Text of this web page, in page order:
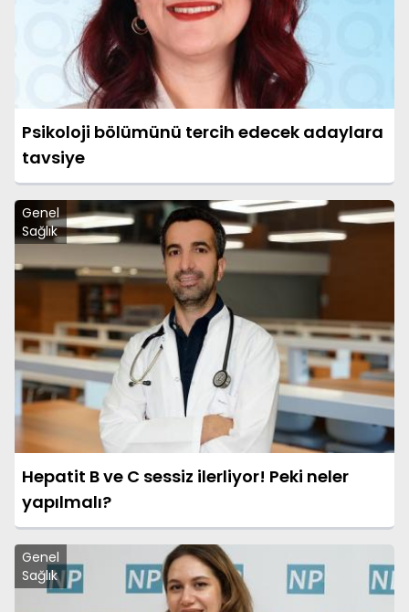
Psikoloji bölümünü tercih edecek adaylara
tavsiye
Genel
Sağlık
Hepatit B ve C sessiz ilerliyor! Peki neler
yapılmalı?
Genel
Sağlık